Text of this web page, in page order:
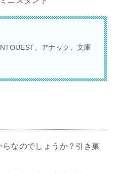
、アナック、文庫
なのでしょうか？引き菓